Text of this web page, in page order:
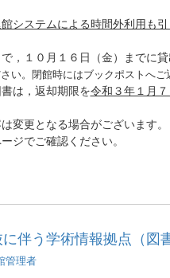
システムによる時間外利用も引
，１０月１６日（金）までに
い。閉館時にはブックポストへご
は，返却期限を令和３年１月
変更となる場合がございます。
ジでご確認ください。
に伴う学術情報拠点（図
管理者